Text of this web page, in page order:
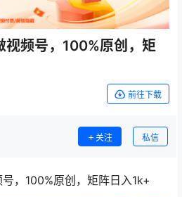
视频号，100%原创，矩
前往下载
关注 私信
，100%原创，矩阵日入1k+